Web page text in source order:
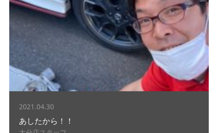
2021.04.30
あしたから！！